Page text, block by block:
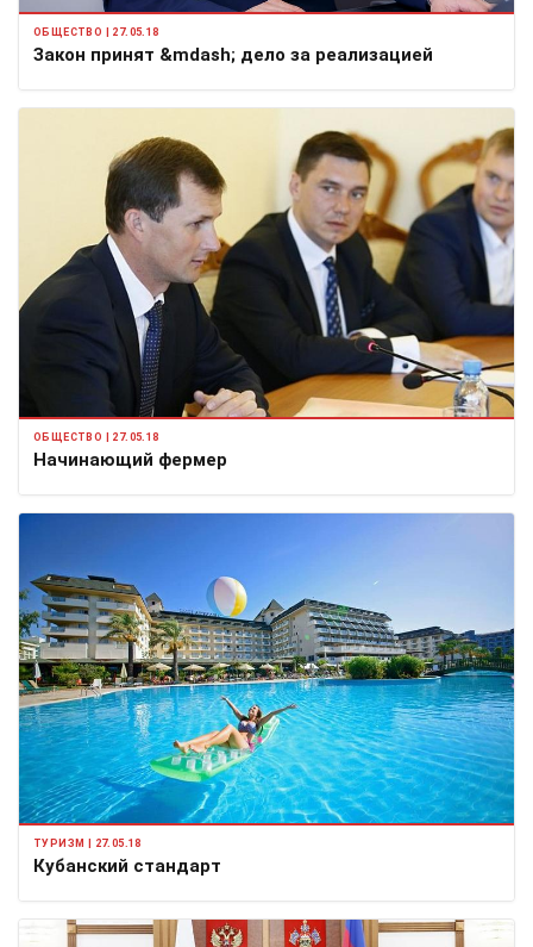
ОБЩЕСТВО | 27.05.18
Закон принят &mdash; дело за реализацией
ОБЩЕСТВО | 27.05.18
Начинающий фермер
ТУРИЗМ | 27.05.18
Кубанский стандарт